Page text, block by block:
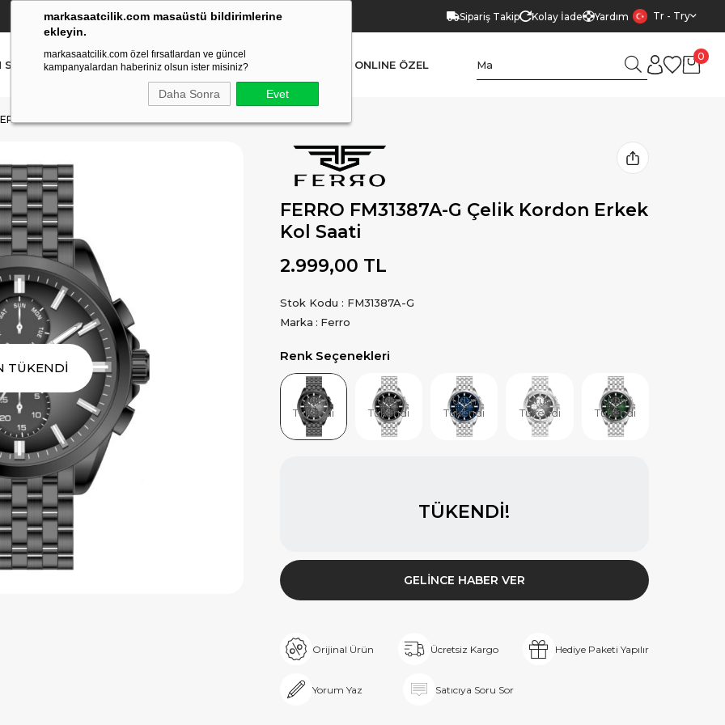
markasaatcilik.com masaüstü bildirimlerine
ekleyin.
markasaatcilik.com özel fırsatlardan ve güncel
kampanyalardan haberiniz olsun ister misiniz?
Daha Sonra Evet
YETKİLİ SATICI (Ücretsiz Kargo Ve İade) Sipariş Takip Kolay İade Yardım Tr - Try
ERKEK SAAT AKILLI SAAT ONLINE ÖZEL
0
KOL SAATI
TÜKENDİ
FERRO FM31387A-G Çelik Kordon Erkek
Kol Saati
2.999,00 TL
Stok Kodu
FM31387A-G
Marka : Ferro
Renk Seçenekleri
Ürün
Tükendi
Ürün
Tükendi
Ürün
Tükendi
Ürün
Tükendi
Ürün
Tükendi
TÜKENDI!
GELINCE HABER VER
Orijinal Ürün Ücretsiz Kargo Hediye Paketi Yapılır
Yorum Yaz Satıcıya Soru Sor